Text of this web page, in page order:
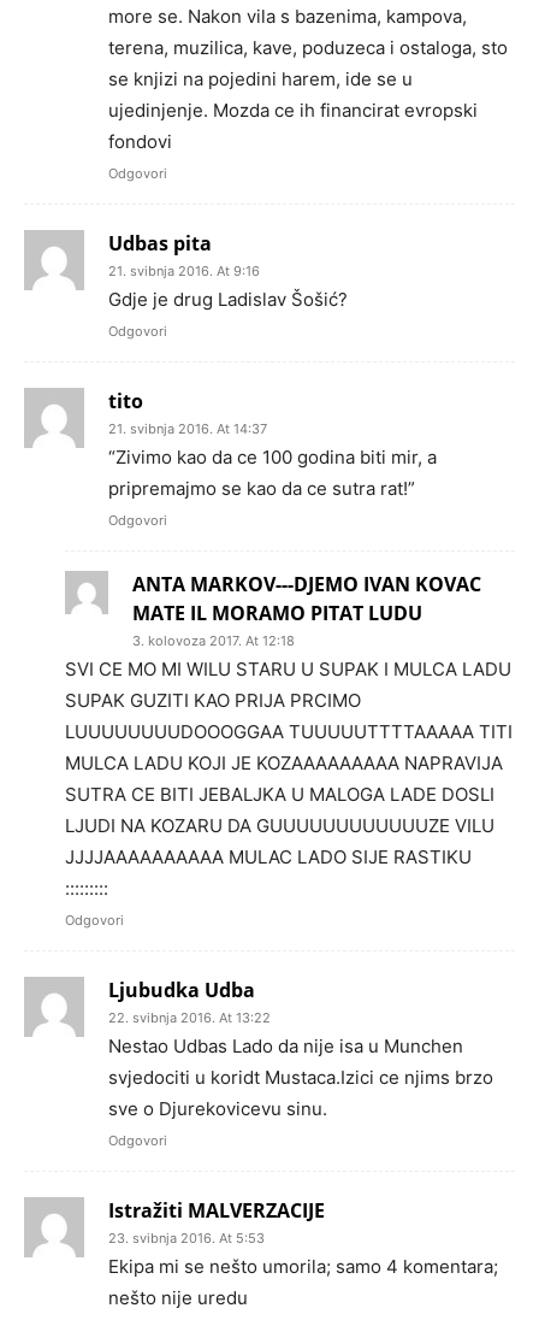
more se. Nakon vila s bazenima, kampova,
terena, muzilica, kave, poduzeca i ostaloga, sto
se knjizi na pojedini harem, ide se u
ujedinjenje. Mozda ce ih financirat evropski
fondovi
Odgovori
Udbas pita
21. svibnja 2016. At 9:16
Gdje je drug Ladislav Šošić?
Odgovori
tito
21. svibnja 2016. At 14:37
“Zivimo kao da ce 100 godina biti mir, a
pripremajmo se kao da ce sutra rat!”
Odgovori
ANTA MARKOV---DJEMO IVAN KOVAC
MATE IL MORAMO PITAT LUDU
3. kolovoza 2017. At 12:18
SVI CE MO MI WILU STARU U SUPAK I MULCA LADU
SUPAK GUZITI KAO PRIJA PRCIMO
LUUUUUUUUDOOOGGAA TUUUUUTTTTAAAAA TITI
MULCA LADU KOJI JE KOZAAAAAAAAA NAPRAVIJA
SUTRA CE BITI JEBALJKA U MALOGA LADE DOSLI
LJUDI NA KOZARU DA GUUUUUUUUUUUUZE VILU
JJJJAAAAAAAAAA MULAC LADO SIJE RASTIKU
:::::::::
Odgovori
Ljubudka Udba
22. svibnja 2016. At 13:22
Nestao Udbas Lado da nije isa u Munchen
svjedociti u koridt Mustaca.Izici ce njims brzo
sve o Djurekovicevu sinu.
Odgovori
Istražiti MALVERZACIJE
23. svibnja 2016. At 5:53
Ekipa mi se nešto umorila; samo 4 komentara;
nešto nije uredu